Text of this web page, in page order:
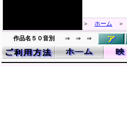
＞ ホーム ＞
作品名５０音別 ⇒ ⇒ ⇒